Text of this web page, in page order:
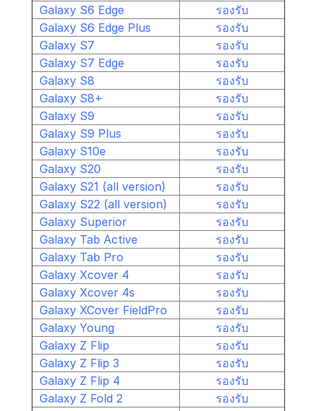
Galaxy S6 Edge
รองรับ
Galaxy S6 Edge Plus
รองรับ
Galaxy S7
รองรับ
Galaxy S7 Edge
รองรับ
Galaxy S8
รองรับ
Galaxy S8+
รองรับ
Galaxy S9
รองรับ
Galaxy S9 Plus
รองรับ
Galaxy S10e
รองรับ
Galaxy S20
รองรับ
Galaxy S21 (all version)
รองรับ
Galaxy S22 (all version)
รองรับ
Galaxy Superior
รองรับ
Galaxy Tab Active
รองรับ
Galaxy Tab Pro
รองรับ
Galaxy Xcover 4
รองรับ
Galaxy Xcover 4s
รองรับ
Galaxy XCover FieldPro
รองรับ
Galaxy Young
รองรับ
Galaxy Z Flip
รองรับ
Galaxy Z Flip 3
รองรับ
Galaxy Z Flip 4
รองรับ
Galaxy Z Fold 2
รองรับ